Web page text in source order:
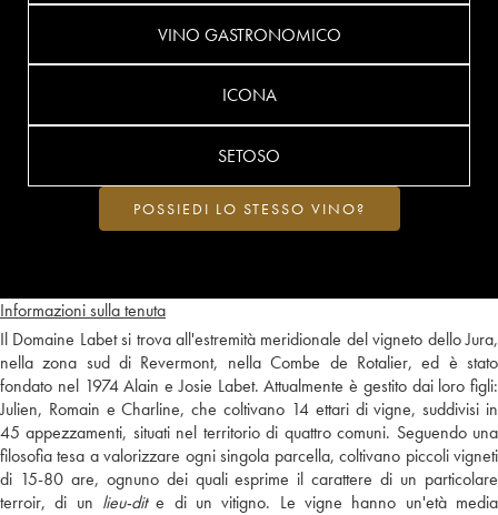
Informazioni sulla tenuta
Il Domaine Labet si trova all'estremità meridionale del vigneto dello Jura,
nella zona sud di Revermont, nella Combe de Rotalier, ed è stato
fondato nel 1974 Alain e Josie Labet. Attualmente è gestito dai loro figli:
Julien, Romain e Charline, che coltivano 14 ettari di vigne, suddivisi in
45 appezzamenti, situati nel territorio di quattro comuni. Seguendo una
filosofia tesa a valorizzare ogni singola parcella, coltivano piccoli vigneti
di 15-80 are, ognuno dei quali esprime il carattere di un particolare
terroir, di un lieu-dite di un vitigno. Le vigne hanno un'età media
VINO GASTRONOMICO
ICONA
SETOSO
POSSIEDI LO STESSO VINO?